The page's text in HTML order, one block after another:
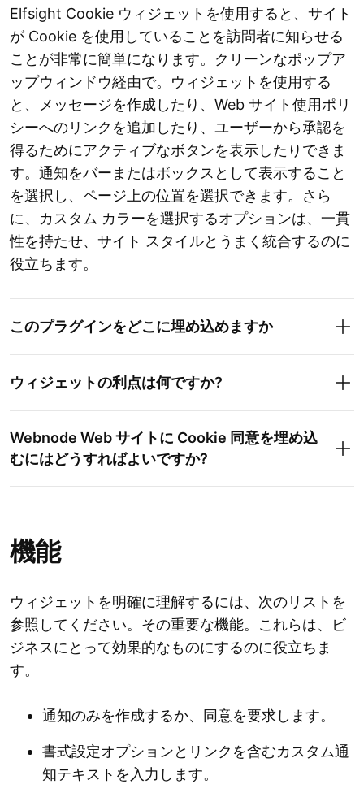
Elfsight Cookie ウィジェットを使用すると、サイト
が Cookie を使用していることを訪問者に知らせる
ことが非常に簡単になります。クリーンなポップア
ップウィンドウ経由で。ウィジェットを使用する
と、メッセージを作成したり、Web サイト使用ポリ
シーへのリンクを追加したり、ユーザーから承認を
得るためにアクティブなボタンを表示したりできま
す。通知をバーまたはボックスとして表示すること
を選択し、ページ上の位置を選択できます。さら
に、カスタム カラーを選択するオプションは、一貫
性を持たせ、サイト スタイルとうまく統合するのに
役立ちます。
このプラグインをどこに埋め込めますか
ウィジェットの利点は何ですか?
Webnode Web サイトに Cookie 同意を埋め込
むにはどうすればよいですか?
機能
ウィジェットを明確に理解するには、次のリストを
参照してください。その重要な機能。これらは、ビ
ジネスにとって効果的なものにするのに役立ちま
す。
通知のみを作成するか、同意を要求します。
書式設定オプションとリンクを含むカスタム通
知テキストを入力します。